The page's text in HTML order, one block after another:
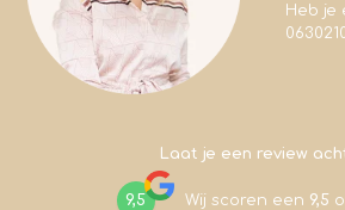
Heb je
Laat je een review
9,5 Wij scoren een 9,5